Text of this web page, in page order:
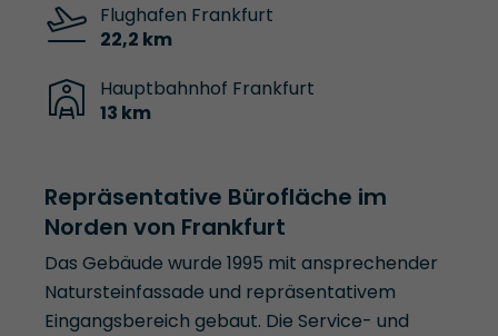
Flughafen Frankfurt
22,2 km
Hauptbahnhof Frankfurt
13 km
Repräsentative Bürofläche im
Norden von Frankfurt
Das Gebäude wurde 1995 mit ansprechender
Natursteinfassade und repräsentativem
Eingangsbereich gebaut. Die Service- und